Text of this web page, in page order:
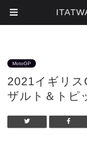
MotoGP
2021イギリス
ザルト＆トピ